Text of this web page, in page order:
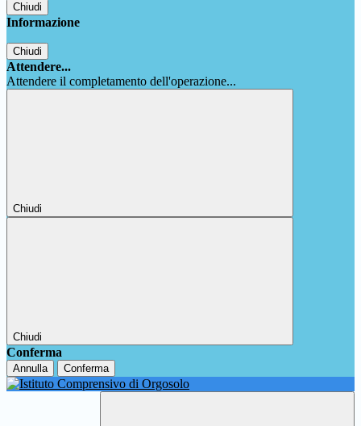
Chiudi
Informazione
Chiudi
Attendere...
Attendere il completamento dell'operazione...
Chiudi
Chiudi
Conferma
Annulla Conferma